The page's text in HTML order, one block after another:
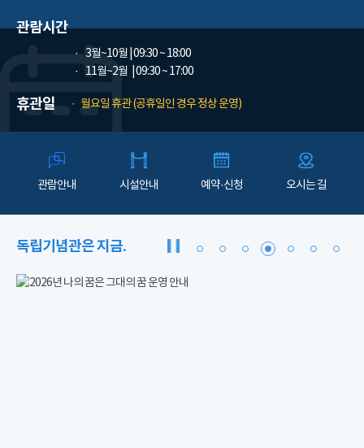
관람시간
3월~10월 | 09:30 ~ 18:00
11월~2월
| 09:30 ~ 17:00
휴관일 월요일 휴관 (공휴일인 경우 정상 운영)
관람안내 시설안내 예약·신청 오시는 길
독립기념관은 지금.